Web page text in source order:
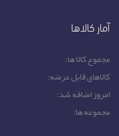
آمار کالاها
مجموع کالا ها:
کالاهای قابل عرضه:
امروز اضافه شد:
مجموعه ها: